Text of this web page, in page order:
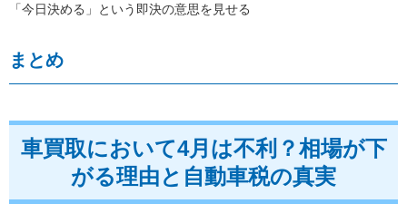
「今日決める」という即決の意思を見せる
まとめ
車買取において4月は不利？相場が下
がる理由と自動車税の真実